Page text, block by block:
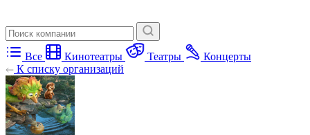
Все Кинотеатры Театры
Концерты
К списку организаций